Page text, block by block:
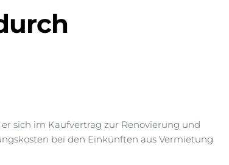
sich im Kaufvertrag zur Renovierung und
bei den Einkünften aus Vermietung